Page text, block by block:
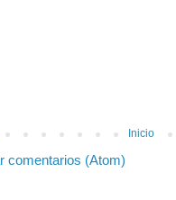
Inicio
comentarios (Atom)